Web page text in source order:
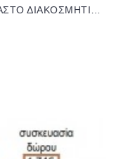
ΤΡΕΝΟ ΒΕΡΑΜΑΝ ΞΥΛΙΝΟ ΚΡΕΜΑΣΤΟ ΔΙΑΚΟΣΜΗΤΙΚΟ για μπομπονιέρες - γούρια ΠΑΡ-18143/41094 1.54€!!!